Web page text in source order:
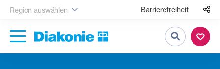
Region auswählen Barrierefreiheit
Suche